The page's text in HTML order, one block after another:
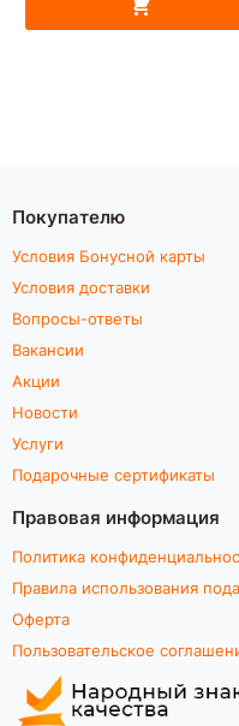
Покупателю
Условия Бонусной карты
Условия доставки
Вопросы-ответы
Вакансии
Акции
Новости
Услуги
Подарочные сертификаты
Правовая информация
Политика
Правила использования
Оферта
Пользовательское